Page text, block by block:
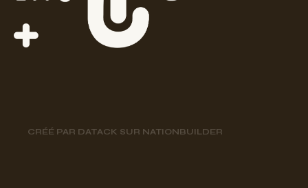
CRÉÉ PAR DATACK SUR NATIONBUILDER